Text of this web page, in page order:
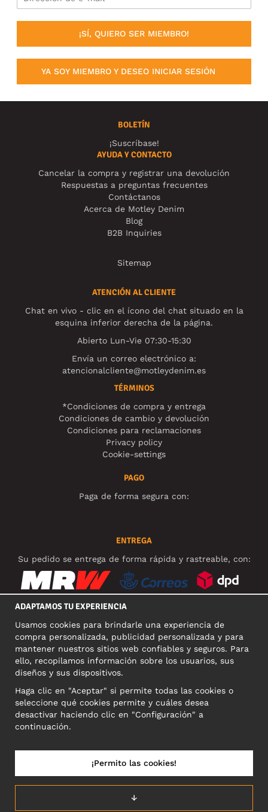
¡SÍ, QUIERO SER MIEMBRO!
YA SOY MIEMBRO Y DESEO INICIAR SESIÓN
BOLETÍN
¡Suscríbase!
AYUDA Y CONTACTO
Cancelar la compra y registrar una devolución
Respuestas a preguntas frecuentes
Contáctanos
Acerca de Motley Denim
Blog
B2B Inquiries
Sitemap
ATENCIÓN AL CLIENTE
Chat en vivo - clic en el ícono del chat situado en la
esquina inferior derecha de la página.
Abierto Lun-Vie 07:30-15:30
Envía un correo electrónico a:
atencionalcliente@motleydenim.es
TÉRMINOS
*Condiciones de compra y entrega
Condiciones de cambio y devolución
Condiciones para reclamaciones
Privacy policy
Cookie-settings
PAGO
Paga de forma segura con:
ENTREGA
Su pedido se entrega de forma rápida y rastreable, con:
REDES SOCIALES
DIRECCIÓN COMERCIAL
Motley Denim Europe OÜ
Narva mnt 5, EE-10117 Tallinn
Reg: 12356245
ESPAÑA/ESPAÑOL
ADAPTAMOS TU EXPERIENCIA
Usamos cookies para brindarle una experiencia de
compra personalizada, publicidad personalizada y para
mantener nuestros sitios web confiables y seguros. Para
ello, recopilamos información sobre los usuarios, sus
diseños y sus dispositivos.
Haga clic en "Aceptar" si permite todas las cookies o
seleccione qué cookies permite y cuáles desea
desactivar haciendo clic en "Configuración" a
continuación.
↓
¡Permito las cookies!